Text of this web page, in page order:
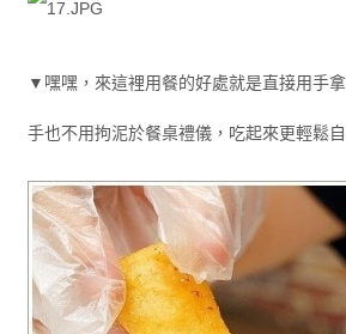
▼嘿嘿，來這裡用餐的好處就是直接用手
手也不用拘泥於餐桌禮儀，吃起來更輕鬆